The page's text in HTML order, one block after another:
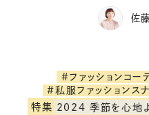
佐
#ファッションコー
#私服ファッションス
特集 2024 季節を心地よ